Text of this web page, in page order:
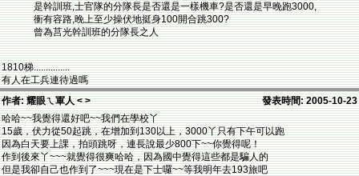
是幹訓班,士官隊的分隊長是否還是一樣機車?是否還是早晚跑3000,
衝有容路,晚上至少操伏地挺身100開合跳300?
曾為莒光幹訓班的分隊長之人
1810梯...............
有人在工兵連待過嗎
作者: 耀眼ㄟ軍人 < >
發表時間: 2005-10-23
哈哈~~我覺得還好吧~~我們在學校丫
15歲，伏力從50起跳，在增加到130以上，3000丫只有下午可以跑
因為白天要上課，拍頭跳呀，連長說最少800下~~你覺得呢！
作到後來丫~~~就覺得很爽哈哈，因為國中覺得這些都是騙人的
但是我卻自己也作到了~~~現在是下士囉~~等我明年去193旅吧